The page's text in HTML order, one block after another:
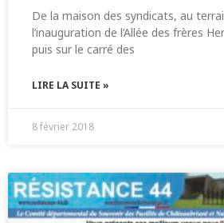
De la maison des syndicats, au
l’inauguration de l’Allée des frères
puis sur le carré des
LIRE LA SUITE »
8 février 2018